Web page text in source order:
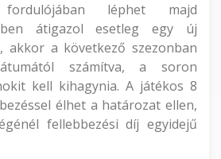
léphet majd
átigazol esetleg egy új
akkor a következő szezonban
számítva, a soron
kell kihagynia. A játékos 8
élhet a határozat ellen,
fellebbezési díj egyidejű